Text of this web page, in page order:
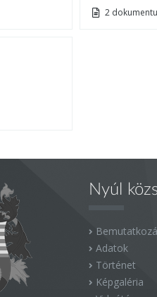
2
Nyúl
Adatok
Történet
Képgaléria